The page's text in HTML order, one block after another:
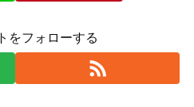
をフォローする